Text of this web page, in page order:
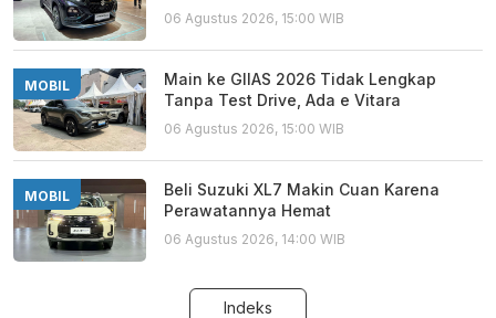
06 Agustus 2026, 15:00 WIB
MOBIL
Main ke GIIAS 2026 Tidak Lengkap
Tanpa Test Drive, Ada e Vitara
06 Agustus 2026, 15:00 WIB
MOBIL
Beli Suzuki XL7 Makin Cuan Karena
Perawatannya Hemat
06 Agustus 2026, 14:00 WIB
Indeks